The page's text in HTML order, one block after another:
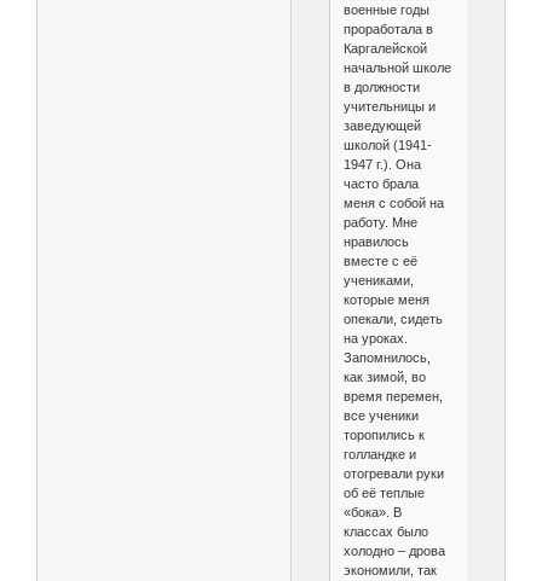
военные годы
проработала в
Каргалейской
начальной школе
в должности
учительницы и
заведующей
школой (1941-
1947 г.). Она
часто брала
меня с собой на
работу. Мне
нравилось
вместе с её
учениками,
которые меня
опекали, сидеть
на уроках.
Запомнилось,
как зимой, во
время перемен,
все ученики
торопились к
голландке и
отогревали руки
об её теплые
«бока». В
классах было
холодно – дрова
экономили, так